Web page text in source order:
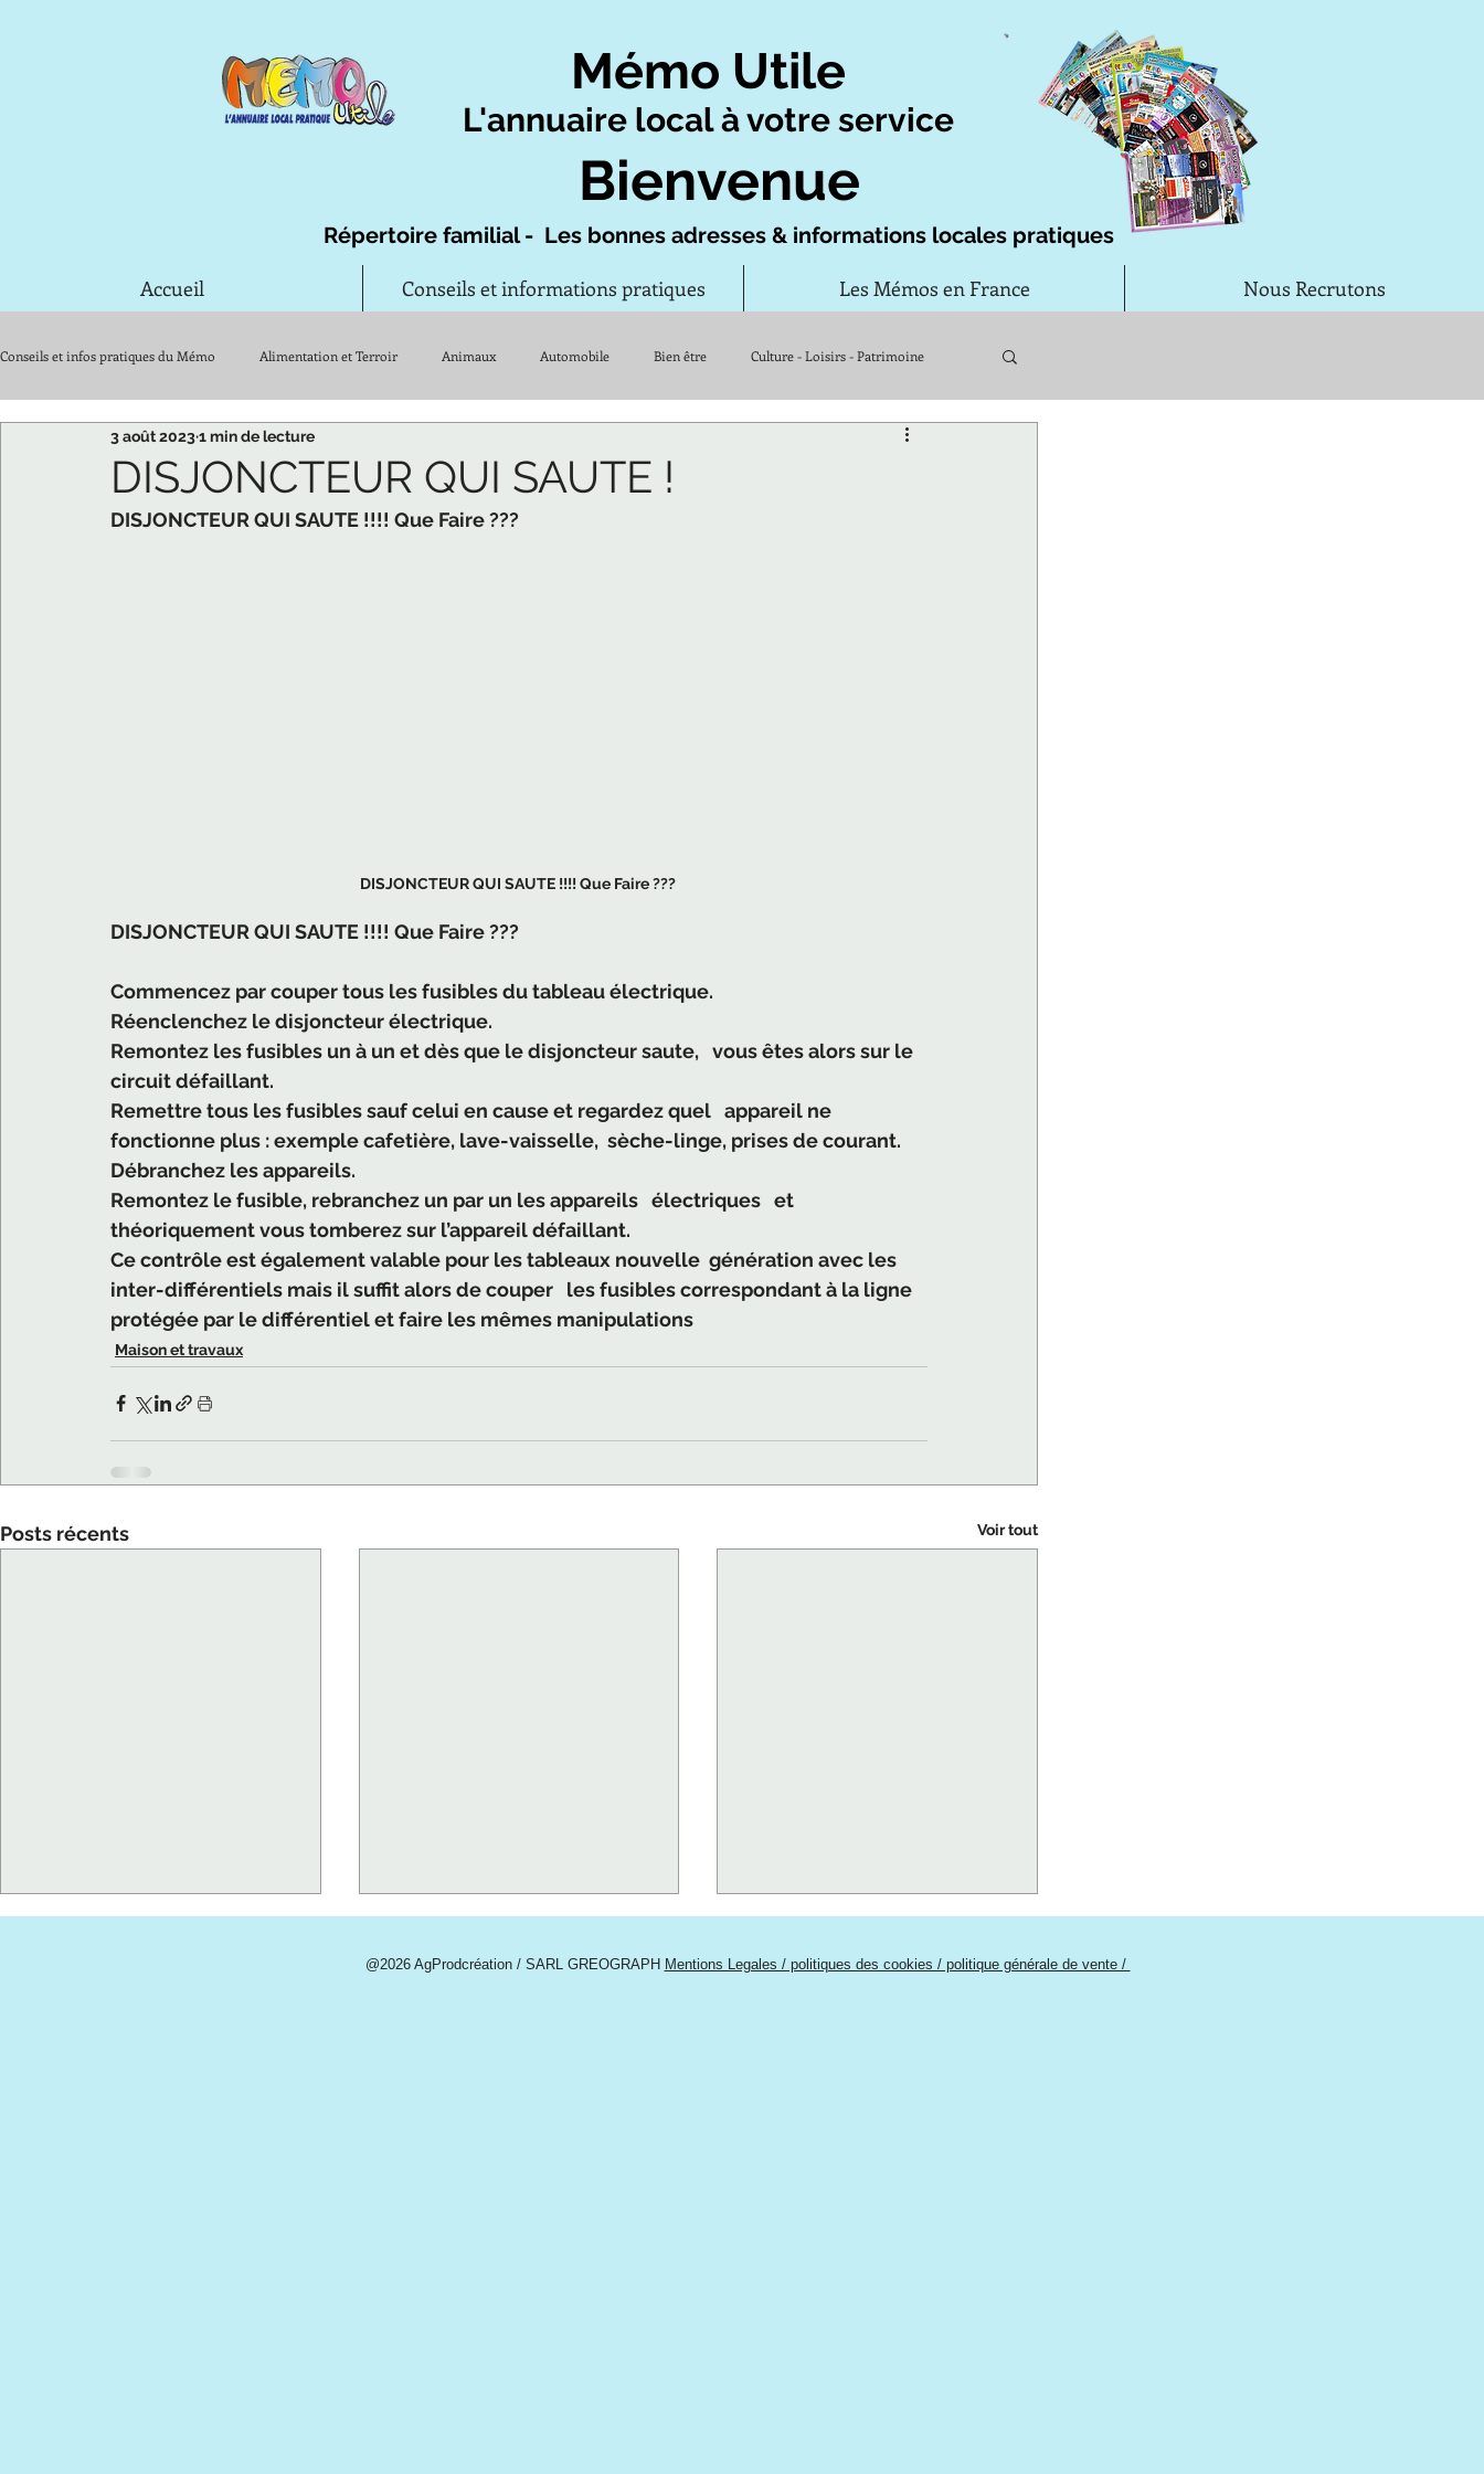
Mémo Utile
L'annuaire local à votre service
Bienvenue
Répertoire familial - Les bonnes adresses & informations locales pratiques
Accueil
Conseils et informations pratiques Les Mémos en France Nous Recrutons
Conseils et infos pratiques du Mémo Alimentation et Terroir Animaux Automobile Bien être Culture - Loisirs - Patrimoine
Maison et travaux Santé
DISJONCTEUR QUI SAUTE !
3 août 20231 min de lecture
DISJONCTEUR QUI SAUTE !!!! Que Faire ???
DISJONCTEUR QUI SAUTE !!!! Que Faire ???
DISJONCTEUR QUI SAUTE !!!! Que Faire ???
Commencez par couper tous les fusibles du tableau électrique.
Réenclenchez le disjoncteur électrique.
Remontez les fusibles un à un et dès que le disjoncteur saute,   vous êtes alors sur le
circuit défaillant.
Remettre tous les fusibles sauf celui en cause et regardez quel   appareil ne
fonctionne plus : exemple cafetière, lave-vaisselle,  sèche-linge, prises de courant.
Débranchez les appareils.
Remontez le fusible, rebranchez un par un les appareils   électriques   et
théoriquement vous tomberez sur l’appareil défaillant.
Ce contrôle est également valable pour les tableaux nouvelle  génération avec les
inter-différentiels mais il suffit alors de couper   les fusibles correspondant à la ligne
protégée par le différentiel et faire les mêmes manipulations
Maison et travaux
Posts récents Voir tout
@2026 AgProdcréation / SARL GREOGRAPH Mentions Legales / politiques des cookies / politique générale de vente /